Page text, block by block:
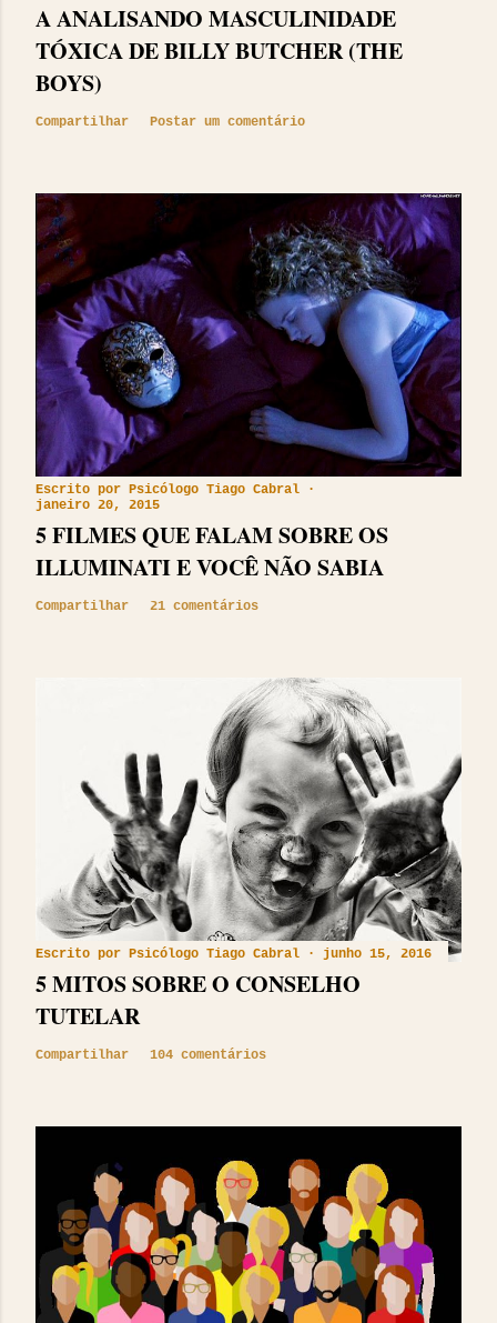
A ANALISANDO MASCULINIDADE
TÓXICA DE BILLY BUTCHER (THE
BOYS)
Compartilhar Postar um comentário
Escrito por Psicólogo Tiago Cabral
janeiro 20, 2015
5 FILMES QUE FALAM SOBRE OS
ILLUMINATI E VOCÊ NÃO SABIA
Compartilhar 21 comentários
Escrito por Psicólogo Tiago Cabral junho 15, 2016
5 MITOS SOBRE O CONSELHO
TUTELAR
Compartilhar 104 comentários